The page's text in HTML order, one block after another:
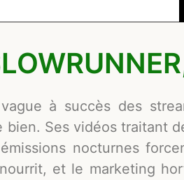
à succès des
bien. Ses vidéos traitant
nocturnes
et le marketing